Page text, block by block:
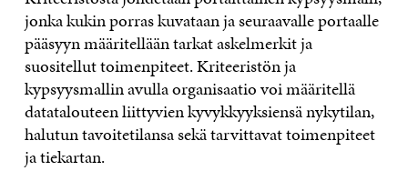
jonka kukin porras kuvataan ja seuraavalle portaalle
pääsyyn määritellään tarkat askelmerkit ja
suositellut toimenpiteet. Kriteeristön ja
kypsyysmallin avulla organisaatio voi määritellä
datatalouteen liittyvien kyvykkyyksiensä nykytilan,
halutun tavoitetilansa sekä tarvittavat toimenpiteet
ja tiekartan.